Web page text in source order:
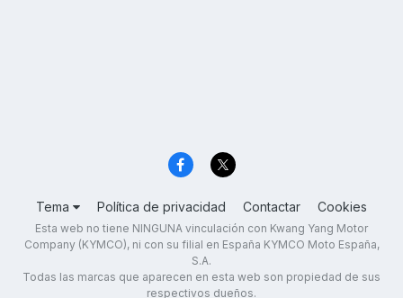
Tema Política de privacidad Contactar Cookies
Esta web no tiene NINGUNA vinculación con Kwang Yang Motor
Company (KYMCO), ni con su filial en España KYMCO Moto España,
S.A.
Todas las marcas que aparecen en esta web son propiedad de sus
respectivos dueños.